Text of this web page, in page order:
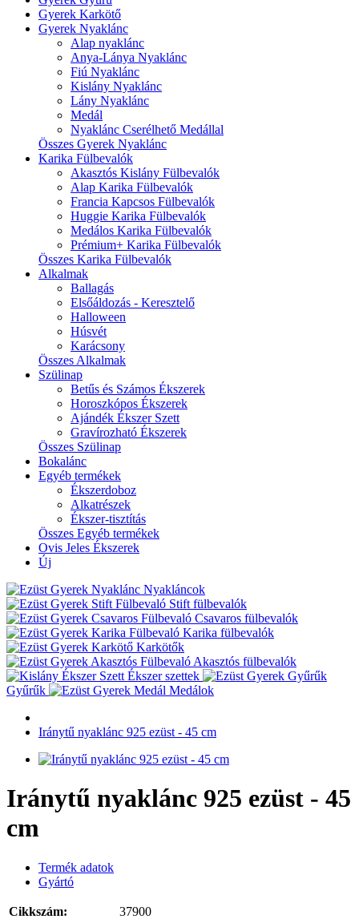
Gyerek Karkötő
Gyerek Nyaklánc
Alap nyaklánc
Anya-Lánya Nyaklánc
Fiú Nyaklánc
Kislány Nyaklánc
Lány Nyaklánc
Medál
Nyaklánc Cserélhető Medállal
Összes Gyerek Nyaklánc
Karika Fülbevalók
Akasztós Kislány Fülbevalók
Alap Karika Fülbevalók
Francia Kapcsos Fülbevalók
Huggie Karika Fülbevalók
Medálos Karika Fülbevalók
Prémium+ Karika Fülbevalók
Összes Karika Fülbevalók
Alkalmak
Ballagás
Elsőáldozás - Keresztelő
Halloween
Húsvét
Karácsony
Összes Alkalmak
Szülinap
Betűs és Számos Ékszerek
Horoszkópos Ékszerek
Ajándék Ékszer Szett
Gravírozható Ékszerek
Összes Szülinap
Bokalánc
Egyéb termékek
Ékszerdoboz
Alkatrészek
Ékszer-tisztítás
Összes Egyéb termékek
Ovis Jeles Ékszerek
Új
Nyakláncok
Stift fülbevalók
Csavaros fülbevalók
Karika fülbevalók
Karkötők
Akasztós fülbevalók
Ékszer szettek
Gyűrűk
Medálok
Iránytű nyaklánc 925 ezüst - 45 cm
Iránytű nyaklánc 925 ezüst - 45
cm
Termék adatok
Gyártó
Cikkszám:
37900